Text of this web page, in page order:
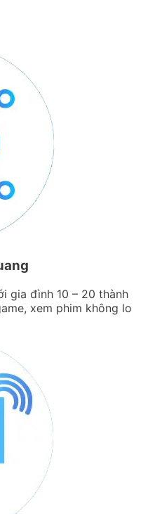
gia đình 10 – 20 thành
xem phim không lo